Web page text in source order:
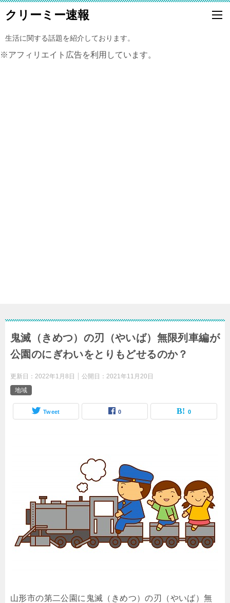
クリーミー速報
生活に関する話題を紹介しております。
※アフィリエイト広告を利用しています。
鬼滅（きめつ）の刃（やいば）無限列車編が
公園のにぎわいをとりもどせるのか？
更新日： 2022年1月8日 公開日： 2021年11月20日
地域
Tweet 0 0
山形市の第二公園に鬼滅（きめつ）の刃（やいば）無